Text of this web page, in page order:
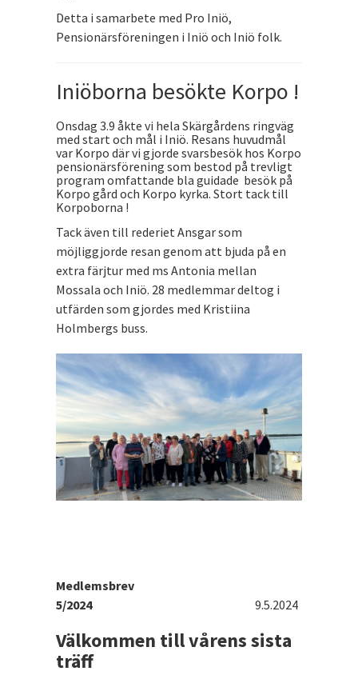
Detta i samarbete med Pro Iniö,
Pensionärsföreningen i Iniö och Iniö folk.
Iniöborna besökte Korpo !
Onsdag 3.9 åkte vi hela Skärgårdens ringväg
med start och mål i Iniö. Resans huvudmål
var Korpo där vi gjorde svarsbesök hos Korpo
pensionärsförening som bestod på trevligt
program omfattande bla guidade besök på
Korpo gård och Korpo kyrka. Stort tack till
Korpoborna !
Tack även till rederiet Ansgar som
möjliggjorde resan genom att bjuda på en
extra färjtur med ms Antonia mellan
Mossala och Iniö. 28 medlemmar deltog i
utfärden som gjordes med Kristiina
Holmbergs buss.
Medlemsbrev
5/2024 9.5.2024
Välkommen till vårens sista
träff